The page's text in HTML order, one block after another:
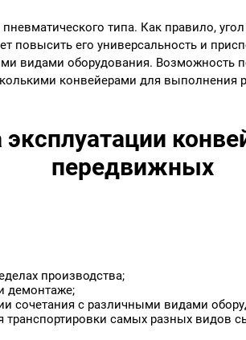
типа. Как правило,
повысить его универсальность и
видами оборудования. Возможность
конвейерами для выполнения
передвижных
производства;
демонтаже;
сочетания с различными видами
транспортировки самых разных видов